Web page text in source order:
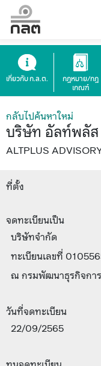
เกี่ยวกับ ก.ล.ต.
กฎหมาย/กฎ
เกณฑ์
กลับไปค้นหาใหม่
บริษัท อัลท์พลัส
ALTPLUS
ที่ตั้ง
จดทะเบียนเป็น
บริษัทจำกัด
ทะเบียนเลขที่
ณ กรมพัฒนาธุรกิจกา
วันที่จดทะเบียน
22/09/2565